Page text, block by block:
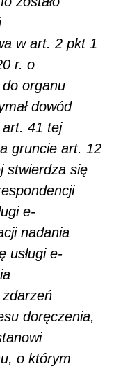
w art. 2 pkt 1
r. o
organu
dowód
41 tej
gruncie art. 12
stwierdza się
e-
nadania
usługi e-
doręczenia,
o którym